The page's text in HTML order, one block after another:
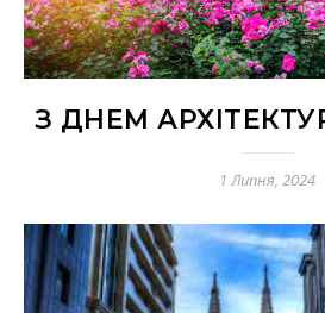
З ДНЕМ
1 Липня, 2024